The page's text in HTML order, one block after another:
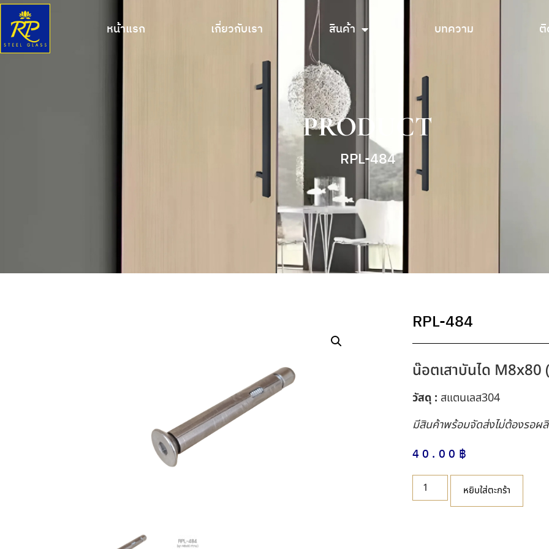
หน้าแรก เกี่ยวกับเรา สินค้า บทความ
หน้าแรก เกี่ยวกับเรา สินค้า บทความ
PRODUCT
RPL-484
RPL-484
น๊อตเสาบันได M8x80
วัสดุ : สแตนเลส304
มีสินค้าพร้อมจัดส่งไม่ต้องรอผ
40.00 ฿
หยิบใส่ตะกร้า